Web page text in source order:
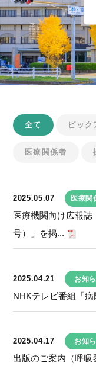
全て ピック
医療関係者
2025.05.07 医療関
医療機関向け広報誌
号）」を掲...
2025.04.21 お知
NHKテレビ番組「
2025.04.17 お知
出版のご案内（呼